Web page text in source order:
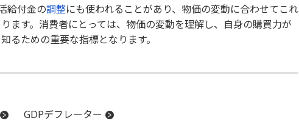
給付金の調整にも使われることがあり、物価の変動に合わせてこれ
ます。消費者にとっては、物価の変動を理解し、自身の購買力が
るための重要な指標となります。
GDPデフレーター